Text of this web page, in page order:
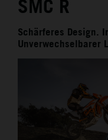
SMC R
Schärferes Design.
Unverwechselbarer